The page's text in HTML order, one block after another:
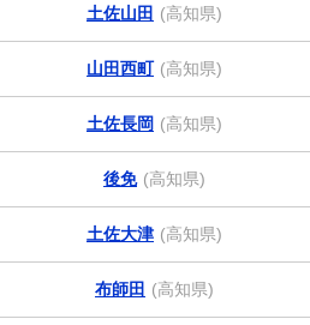
土佐山田 (高知県)
山田西町 (高知県)
土佐長岡 (高知県)
後免 (高知県)
土佐大津 (高知県)
布師田 (高知県)